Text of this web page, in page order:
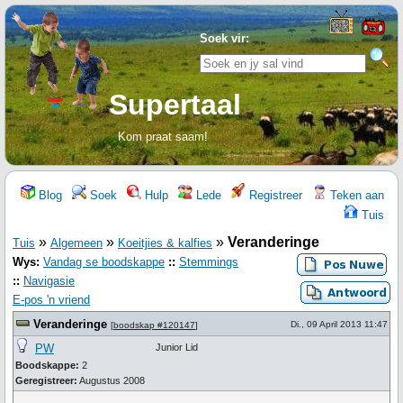
Soek vir:
Supertaal
Kom praat saam!
Blog Soek Hulp Lede Registreer
Teken aan
Tuis
Tuis » Algemeen » Koeitjies & kalfies » Veranderinge
Wys: Vandag se boodskappe :: Stemmings
:: Navigasie
E-pos 'n vriend
Veranderinge [boodskap #120147] Di., 09 April 2013 11:47
PW
Boodskappe: 2
Geregistreer: Augustus 2008
Junior Lid